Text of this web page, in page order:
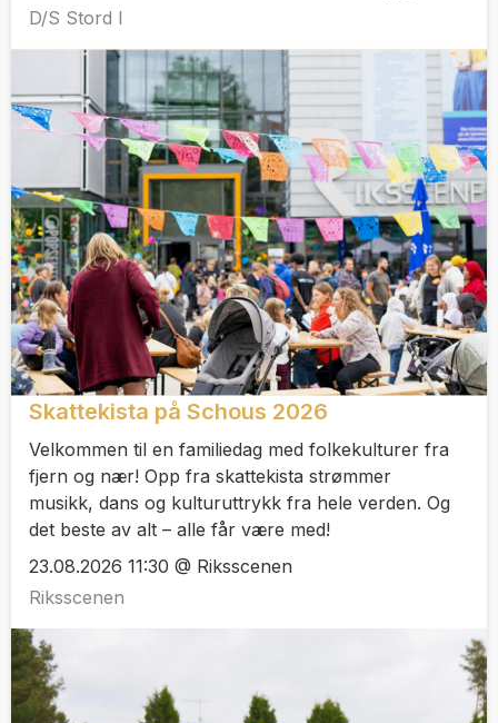
D/S Stord I
Skattekista på Schous 2026
Velkommen til en familiedag med folkekulturer fra
fjern og nær! Opp fra skattekista strømmer
musikk, dans og kulturuttrykk fra hele verden. Og
det beste av alt – alle får være med!
23.08.2026 11:30 @ Riksscenen
Riksscenen